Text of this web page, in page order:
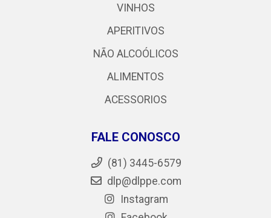
VINHOS
APERITIVOS
NÃO ALCOÓLICOS
ALIMENTOS
ACESSORIOS
FALE CONOSCO
(81) 3445-6579
dlp@dlppe.com
Instagram